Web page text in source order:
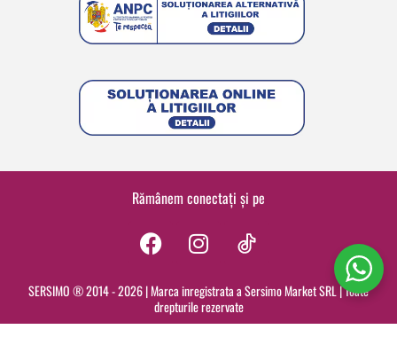
Rămânem conectați și pe
F
c
e
I
s
t
SERSIMO ® 2014 - 2026 | Marca inregistrata a Sersimo Market SRL | Toate
drepturile rezervate